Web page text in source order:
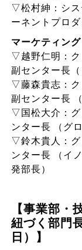
▽松村紳：シス
ーネントプロ
マーケティン
▽越野仁明：ク
副センター長（
▽藤森貴志：ク
副センター長
▽国松大介：グ
ンター長 （グ
▽鈴木貴人：グ
ンター長 （イ
発部長）
【事業部・
紐づく部門
日）】